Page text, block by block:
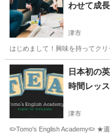
わせて成
津市
はじめまして！興味を持ってク
三重 津市 英語 ネ
日本初の
時間レッス
津市
✏️Tomo's English Academy✏️ ★週